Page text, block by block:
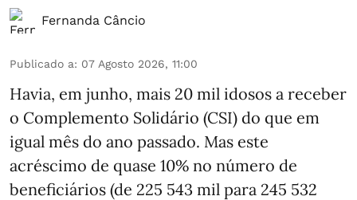
Fernanda Câncio
Publicado a: 07 Agosto 2026, 11:00
Havia, em junho, mais 20 mil idosos a receber
o Complemento Solidário (CSI) do que em
igual mês do ano passado. Mas este
acréscimo de quase 10% no número de
beneficiários (de 225 543 mil para 245 532